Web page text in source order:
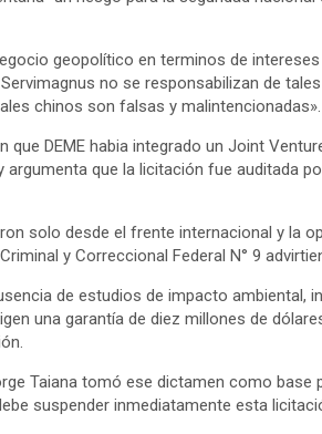
geopolítico en terminos de
no se responsabilizan de
chinos son falsas y malintencionadas».
que DEME habia integrado un Joint
argumenta que la licitación fue auditada
solo desde el frente internacional y la
y Correccional Federal N° 9
de estudios de impacto ambiental,
una garantía de diez millones de
Taiana tomó ese dictamen como
suspender inmediatamente esta